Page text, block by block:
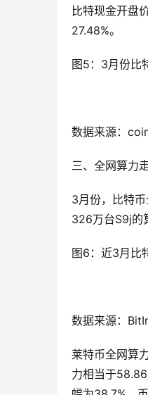
比特现金开盘
27.48%。
图5：3月份比
数据来源：
三、全网算力
3月份，比特
326万台S9j的
图6：近3月比
数据来源：
莱特币全网算
力相当于